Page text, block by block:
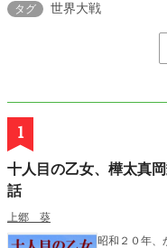
タグ 世界大戦
1
十人目の乙女、樺太真
話
上郷 葵
昭和２０年、